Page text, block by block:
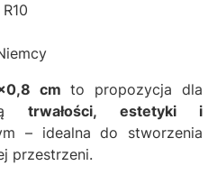
R10
cm to propozycja dla
trwałości, estetyki i
– idealna do stworzenia
przestrzeni.